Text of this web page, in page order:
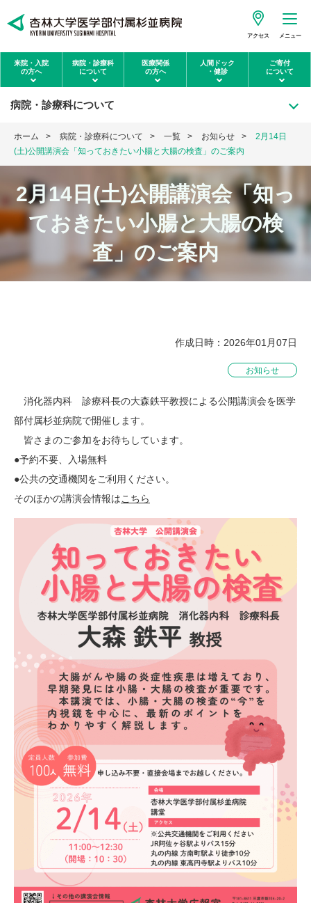
アクセス メニュー
来院・入院
の方へ
病院・診療科
について
医療関係
の方へ
人間ドック
・健診
ご寄付
について
病院・診療科について
ホーム 病院・診療科について 一覧 お知らせ
2月14日
(土)公開講演会「知っておきたい小腸と大腸の検査」のご案内
2月14日(土)公開講演会「知っ
ておきたい小腸と大腸の検
査」のご案内
作成日時：2026年01月07日
お知らせ
消化器内科 診療科長の大森鉄平教授による公開講演会を医学
部付属杉並病院で開催します。
皆さまのご参加をお待ちしています。
●予約不要、入場無料
●公共の交通機関をご利用ください。
そのほかの講演会情報はこちら